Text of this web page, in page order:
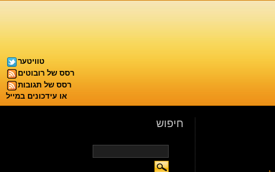
טוויטער
רסס של רובוטים
רסס של תגובות
או עידכונים במייל
חיפוש